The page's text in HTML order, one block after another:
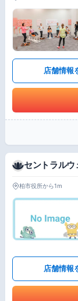
店舗情報
セントラル
柏市役所から1m
店舗情報